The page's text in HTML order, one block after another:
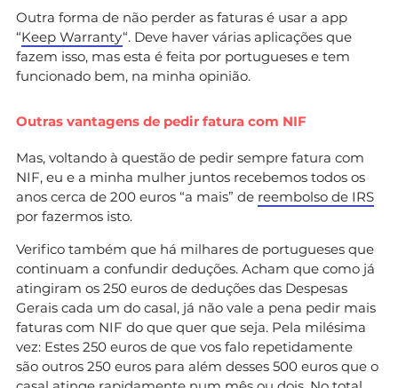
Outra forma de não perder as faturas é usar a app
“Keep Warranty“. Deve haver várias aplicações que
fazem isso, mas esta é feita por portugueses e tem
funcionado bem, na minha opinião.
Outras vantagens de pedir fatura com NIF
Mas, voltando à questão de pedir sempre fatura com
NIF, eu e a minha mulher juntos recebemos todos os
anos cerca de 200 euros “a mais” de reembolso de IRS
por fazermos isto.
Verifico também que há milhares de portugueses que
continuam a confundir deduções. Acham que como já
atingiram os 250 euros de deduções das Despesas
Gerais cada um do casal, já não vale a pena pedir mais
faturas com NIF do que quer que seja. Pela milésima
vez: Estes 250 euros de que vos falo repetidamente
são outros 250 euros para além desses 500 euros que o